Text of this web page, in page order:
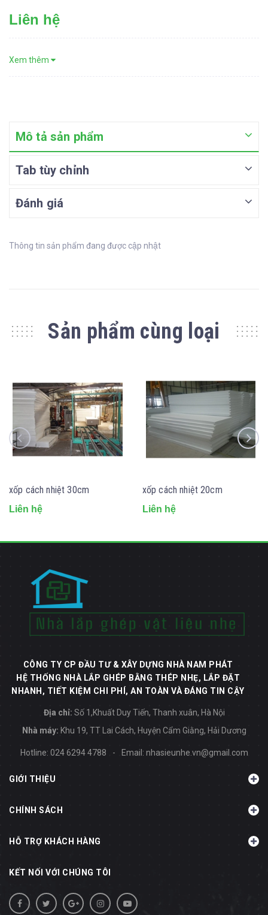
Liên hệ
Xem thêm
Mô tả sản phẩm
Tab tùy chỉnh
Đánh giá
Thông tin sản phẩm đang được cập nhật
Sản phẩm cùng loại
xốp cách nhiệt 30cm
Liên hệ
xốp cách nhiệt 20cm
Liên hệ
CÔNG TY CP ĐẦU TƯ & XÂY DỰNG NHÀ NAM PHÁT
HỆ THỐNG NHÀ LẮP GHÉP BẰNG THÉP NHẸ, LẮP ĐẶT
NHANH, TIẾT KIỆM CHI PHÍ, AN TOÀN VÀ ĐÁNG TIN CẬY
Địa chỉ: Số 1,Khuất Duy Tiến, Thanh xuân, Hà Nội
Nhà máy: Khu 19, TT Lai Cách, Huyện Cẩm Giằng, Hải Dương
Hotline: 024 6294 4788 - Email: nhasieunhe.vn@gmail.com
GIỚI THIỆU
CHÍNH SÁCH
HỖ TRỢ KHÁCH HÀNG
KẾT NỐI VỚI CHÚNG TÔI